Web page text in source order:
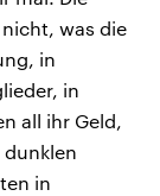
was die
in
in
all ihr Geld,
dunklen
in